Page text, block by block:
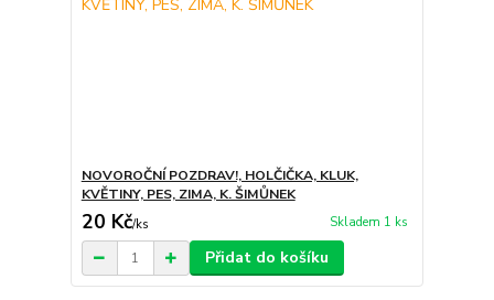
NOVOROČNÍ POZDRAV!, HOLČIČKA, KLUK,
KVĚTINY, PES, ZIMA, K. ŠIMŮNEK
20 Kč/ks Skladem 1 ks
Přidat do košíku